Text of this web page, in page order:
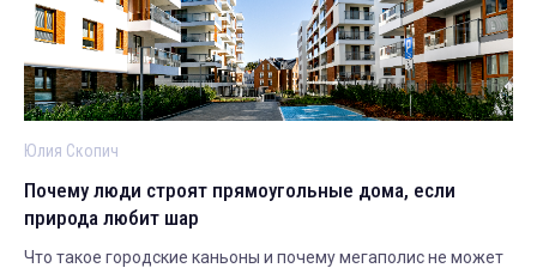
Юлия Скопич
Почему люди строят прямоугольные дома, если
природа любит шар
Что такое городские каньоны и почему мегаполис не может